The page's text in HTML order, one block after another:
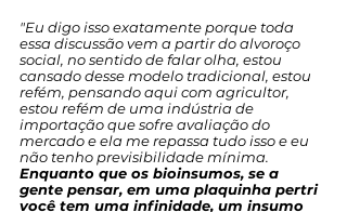
"Eu digo isso exatamente porque toda
essa discussão vem a partir do alvoroço
social, no sentido de falar olha, estou
cansado desse modelo tradicional, estou
refém, pensando aqui com agricultor,
estou refém de uma indústria de
importação que sofre avaliação do
mercado e ela me repassa tudo isso e eu
não tenho previsibilidade mínima.
Enquanto que os bioinsumos, se a
gente pensar, em uma plaquinha pertri
você tem uma infinidade, um insumo